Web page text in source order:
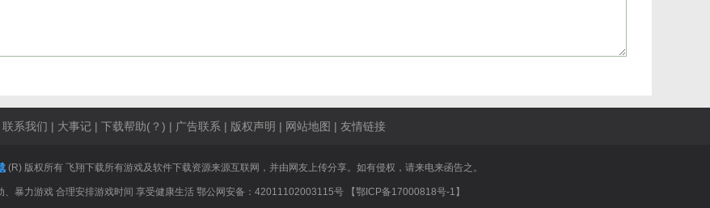
联系我们 | 大事记 | 下载帮助(？) | 广告联系 | 版权声明 | 网站地图 | 友情链接
(R) 版权所有 飞翔下载所有游戏及软件下载资源来源互联网，并由网友上传分享。如有侵权，请来电来函告之。
暴力游戏 合理安排游戏时间 享受健康生活 鄂公网安备：42011102003115号 【鄂ICP备17000818号-1】